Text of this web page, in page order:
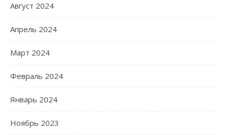
Август 2024
Апрель 2024
Март 2024
Февраль 2024
Январь 2024
Ноябрь 2023